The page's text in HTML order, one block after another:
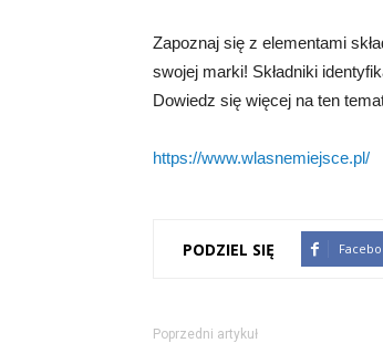
Zapoznaj się z elementami
swojej marki! Składniki
Dowiedz się więcej na ten
https://www.wlasnemiejsce.pl/
PODZIEL SIĘ
Poprzedni artykuł